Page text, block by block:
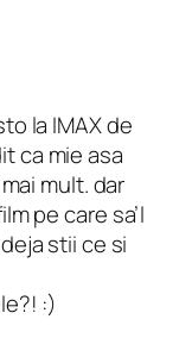
la IMAX de
ca mie asa
mult. dar
pe care sa’l
stii ce si
:)